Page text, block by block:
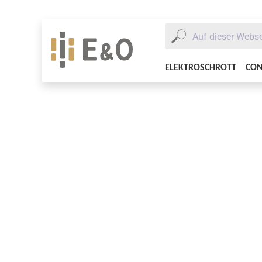
ELEKTROSCHROTT
ELEKTROSCHROTT